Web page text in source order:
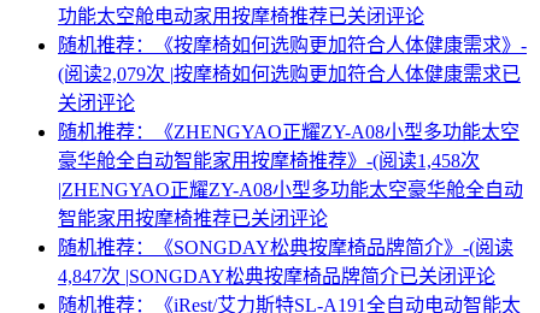
功能太空舱电动家用按摩椅推荐已关闭评论
随机推荐：《按摩椅如何选购更加符合人体健康需求》-
(阅读2,079次 |按摩椅如何选购更加符合人体健康需求已
关闭评论
随机推荐：《ZHENGYAO正耀ZY-A08小型多功能太空
豪华舱全自动智能家用按摩椅推荐》-(阅读1,458次
|ZHENGYAO正耀ZY-A08小型多功能太空豪华舱全自动
智能家用按摩椅推荐已关闭评论
随机推荐：《SONGDAY松典按摩椅品牌简介》-(阅读
4,847次 |SONGDAY松典按摩椅品牌简介已关闭评论
随机推荐：《iRest/艾力斯特SL-A191全自动电动智能太